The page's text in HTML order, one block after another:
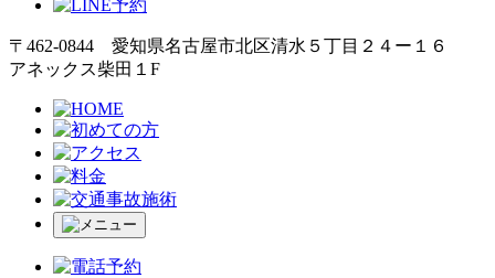
〒462-0844 愛知県名古屋市北区清水５丁目２４ー１６
アネックス柴田１F